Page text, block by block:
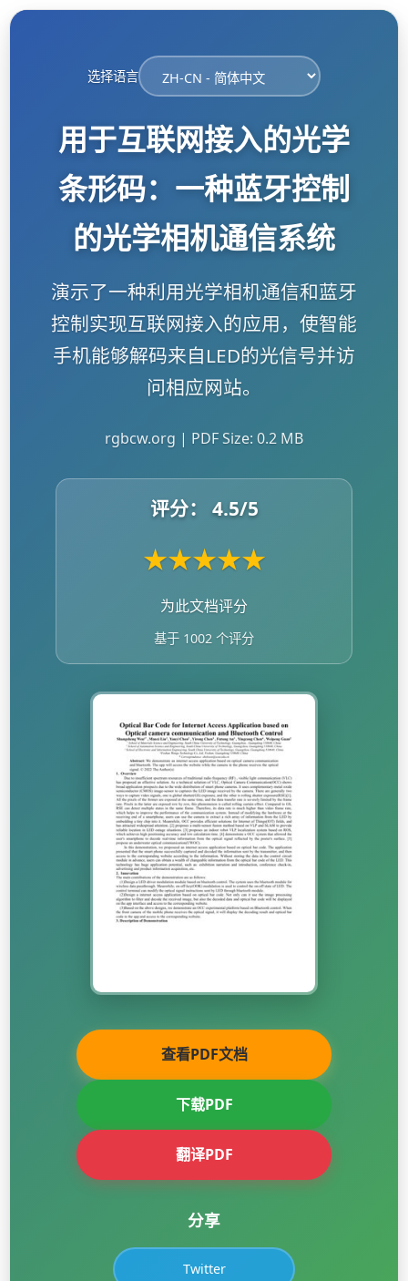
选择语言
用于互联网接入的光学
条形码：一种蓝牙控制
的光学相机通信系统
演示了一种利用光学相机通信和蓝牙
控制实现互联网接入的应用，使智能
手机能够解码来自LED的光信号并访
问相应网站。
rgbcw.org | PDF Size: 0.2 MB
评分： 4.5/5
★★★★★
为此文档评分
基于 1002 个评分
查看PDF文档
下载PDF
翻译PDF
分享
Twitter